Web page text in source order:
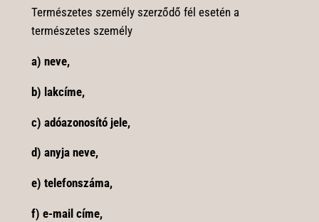
Természetes személy szerződő fél esetén a
természetes személy
a) neve,
b) lakcíme,
c) adóazonosító jele,
d) anyja neve,
e) telefonszáma,
f) e-mail címe,